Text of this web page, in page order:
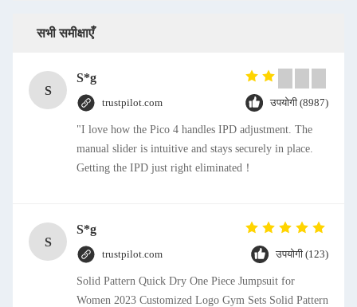
सभी समीक्षाएँ
S
S*g
trustpilot.com उपयोगी (8987)
"I love how the Pico 4 handles IPD adjustment. The
manual slider is intuitive and stays securely in place.
Getting the IPD just right eliminated！
S
S*g
trustpilot.com उपयोगी (123)
Solid Pattern Quick Dry One Piece Jumpsuit for
Women 2023 Customized Logo Gym Sets Solid Pattern